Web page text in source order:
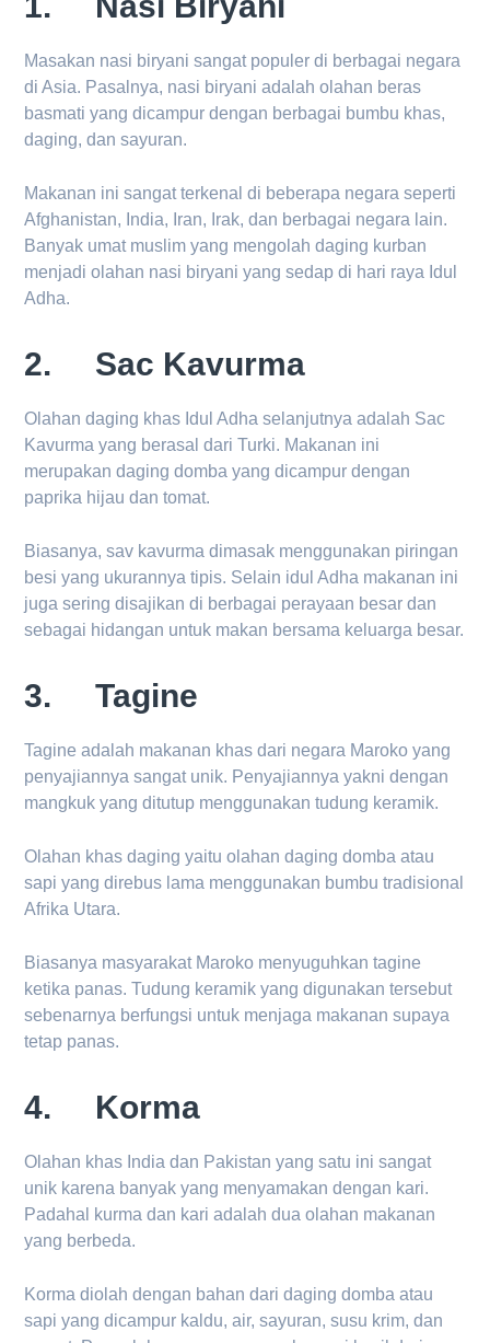
Masakan nasi biryani sangat populer di berbagai negara
di Asia. Pasalnya, nasi biryani adalah olahan beras
basmati yang dicampur dengan berbagai bumbu khas,
daging, dan sayuran.
Makanan ini sangat terkenal di beberapa negara seperti
Afghanistan, India, Iran, Irak, dan berbagai negara lain.
Banyak umat muslim yang mengolah daging kurban
menjadi olahan nasi biryani yang sedap di hari raya Idul
Adha.
2. Sac Kavurma
Olahan daging khas Idul Adha selanjutnya adalah Sac
Kavurma yang berasal dari Turki. Makanan ini
merupakan daging domba yang dicampur dengan
paprika hijau dan tomat.
Biasanya, sav kavurma dimasak menggunakan piringan
besi yang ukurannya tipis. Selain idul Adha makanan ini
juga sering disajikan di berbagai perayaan besar dan
sebagai hidangan untuk makan bersama keluarga besar.
3. Tagine
Tagine adalah makanan khas dari negara Maroko yang
penyajiannya sangat unik. Penyajiannya yakni dengan
mangkuk yang ditutup menggunakan tudung keramik.
Olahan khas daging yaitu olahan daging domba atau
sapi yang direbus lama menggunakan bumbu tradisional
Afrika Utara.
Biasanya masyarakat Maroko menyuguhkan tagine
ketika panas. Tudung keramik yang digunakan tersebut
sebenarnya berfungsi untuk menjaga makanan supaya
tetap panas.
4. Korma
Olahan khas India dan Pakistan yang satu ini sangat
unik karena banyak yang menyamakan dengan kari.
Padahal kurma dan kari adalah dua olahan makanan
yang berbeda.
Korma diolah dengan bahan dari daging domba atau
sapi yang dicampur kaldu, air, sayuran, susu krim, dan